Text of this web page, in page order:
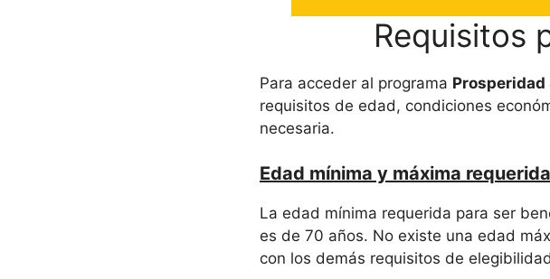
Requisitos
Para acceder al programa
requisitos de edad, condiciones
necesaria.
Edad mínima y máxima requerida
La edad mínima requerida para ser
es de 70 años. No existe una edad
con los demás requisitos de